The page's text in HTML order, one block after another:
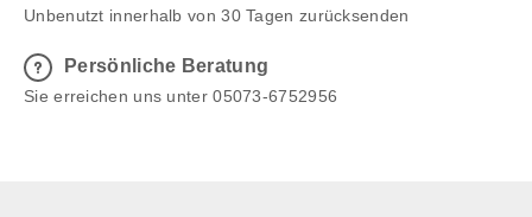
Unbenutzt innerhalb von 30 Tagen zurücksenden
Persönliche Beratung
Sie erreichen uns unter 05073-6752956